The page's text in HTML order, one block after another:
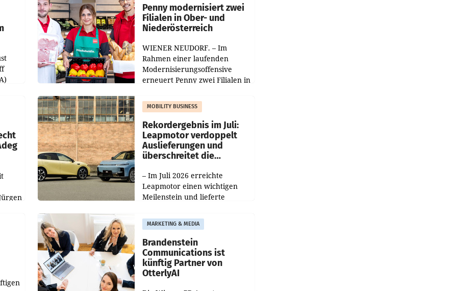
übertroffen.
Penny modernisiert zwei
Filialen in Ober- und
Niederösterreich
WIENER NEUDORF. – Im
Rahmen einer laufenden
Modernisierungsoffensive
erneuert Penny zwei Filialen in
Die beiden Standorte liegen in
Haag sowie im rund
MOBILITY BUSINESS
Rekordergebnis im Juli:
Leapmotor verdoppelt
Auslieferungen und
überschreitet die
– Im Juli 2026 erreichte
Leapmotor einen wichtigen
Meilenstein und lieferte
aus, womit sich das Ergebnis
gegenüber Juli 2025 mehr als
verdoppelte (+102
MARKETING & MEDIA
Brandenstein
Communications ist
künftig Partner von
OtterlyAI